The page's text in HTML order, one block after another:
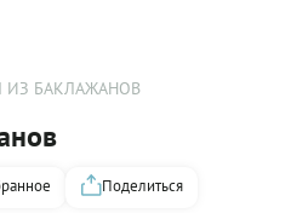
ИЗ БАКЛАЖАНОВ
Поделиться